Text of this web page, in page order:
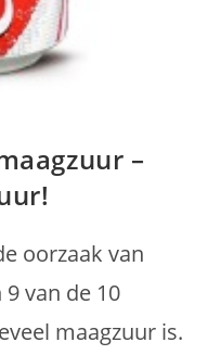
–
oorzaak van
van de 10
maagzuur is.